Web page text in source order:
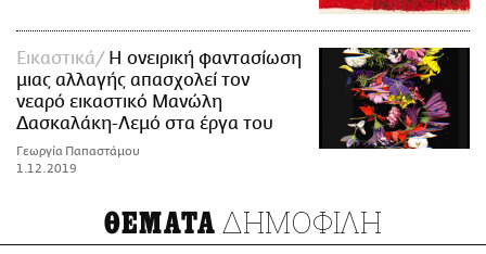
Εικαστικά
Η ονειρική φαντασίωση
μιας αλλαγής απασχολεί τον
νεαρό εικαστικό Μανώλη
Δασκαλάκη-Λεμό στα έργα του
Γεωργία Παπαστάμου
1.12.2019
ΘΕΜΑΤΑ ΔΗΜΟΦΙΛΗ